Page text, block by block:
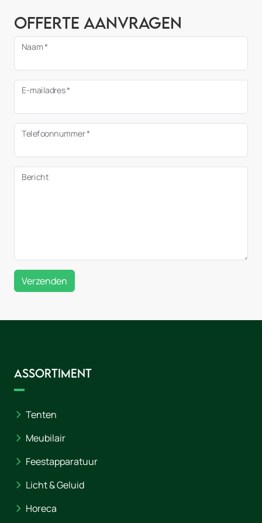
Offerte aanvragen
Naam *
E-mailadres *
Telefoonnummer *
Bericht
Verzenden
Assortiment
Tenten
Meubilair
Feestapparatuur
Licht & Geluid
Horeca